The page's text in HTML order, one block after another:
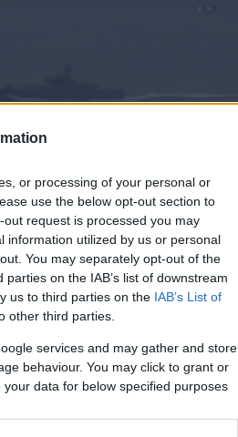
or processing of your personal or
use the below opt-out section to
request is processed you may
information utilized by us or personal
You may separately opt-out of the
on the IAB’s list of downstream
us to third parties on the IAB’s List of
other third parties.
services and may gather and store
behaviour. You may click to grant or
data for below specified purposes